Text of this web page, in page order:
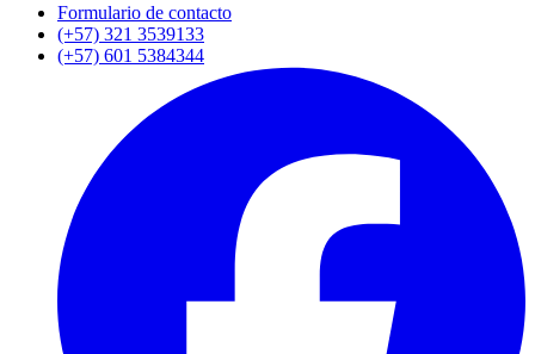
Formulario de contacto
(+57) 321 3539133
(+57) 601 5384344